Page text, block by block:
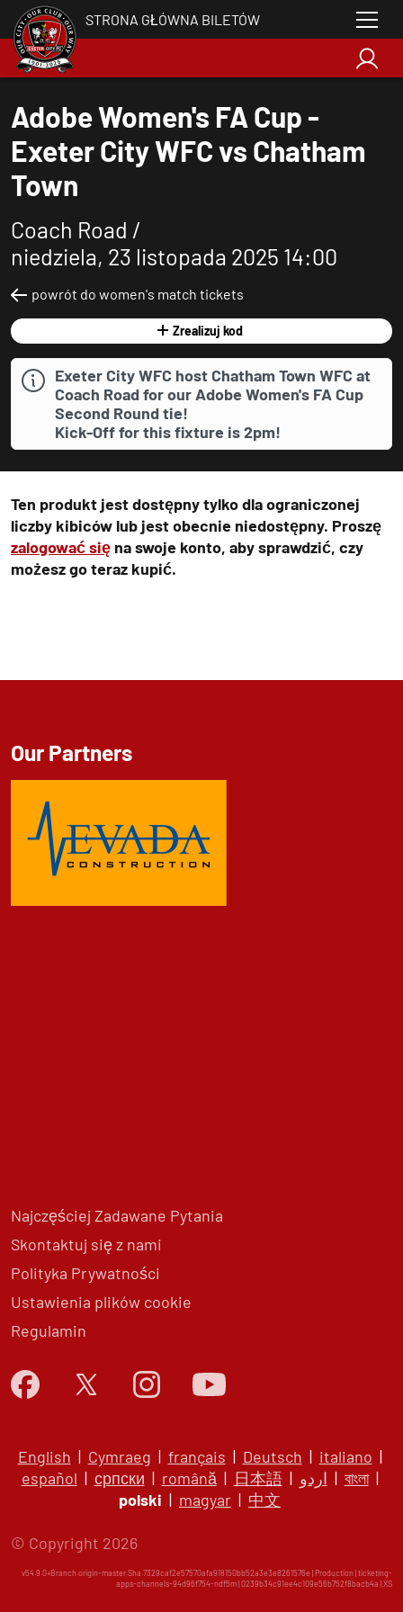
STRONA GŁÓWNA BILETÓW
Adobe Women's FA Cup -
Exeter City WFC vs Chatham
Town
Coach Road /
niedziela, 23 listopada 2025 14:00
powrót do women's match tickets
Zrealizuj kod
Exeter City WFC host Chatham Town WFC at
Coach Road for our Adobe Women's FA Cup
Second Round tie!
Kick-Off for this fixture is 2pm!
Ten produkt jest dostępny tylko dla ograniczonej
liczby kibiców lub jest obecnie niedostępny. Proszę
zalogować się na swoje konto, aby sprawdzić, czy
możesz go teraz kupić.
Najczęściej Zadawane Pytania
Skontaktuj się z nami
Polityka Prywatności
Ustawienia plików cookie
Regulamin
Our Partners
English | Cymraeg | français | Deutsch | italiano |
español | српски | română | 日本語| اردو | বাংলা|
polski | magyar | 中文
© Copyright 2026
v54.9.0+Branch.origin-master.Sha.7329caf2e57570afa918150bb52a3e3e8261576e | Production | ticketing-
apps-channels-94d96f754-ndf5m | 0239b34c91ee4c109e56b752f8bacb4a |XS